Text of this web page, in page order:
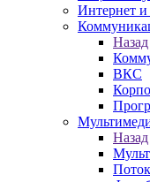
Интернет и
Назад
ВКС
Назад